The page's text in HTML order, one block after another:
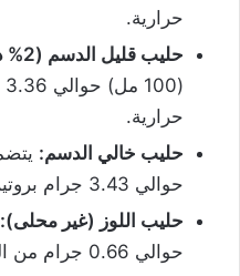
حرارية.
حليب قليل الدسم (2% دهون):
حرارية.
حليب خالي الدسم:
حوالي 3.43 جرام بروتين، و34 سعرة حرارية.
حليب اللوز (غير محلى):
حوالي 0.66 جرام من البروتين، و19 سعر حراري.